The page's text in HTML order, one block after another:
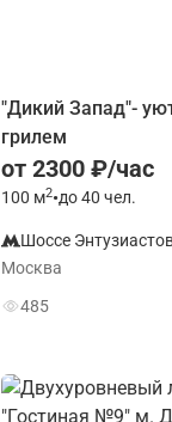
"Дикий Запад"-
грилем
от 2300 ₽/час
100 м2•до 40 чел.
Шоссе
Москва
485